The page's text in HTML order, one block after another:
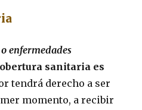
enfermedades
sanitaria es
tendrá derecho a ser
momento, a recibir